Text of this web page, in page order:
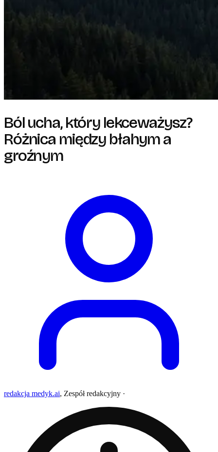
Ból ucha, który lekceważysz?
Różnica między błahym a
groźnym
redakcja medyk.ai, Zespół redakcyjny ·